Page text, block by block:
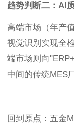
趋势判断二：AI
高端市场（年产
视觉识别实现全
端市场则向
中间的传统MES
回到原点：五金